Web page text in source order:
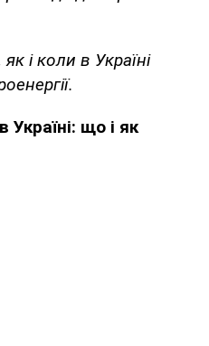
і коли в Україні
Україні: що і як